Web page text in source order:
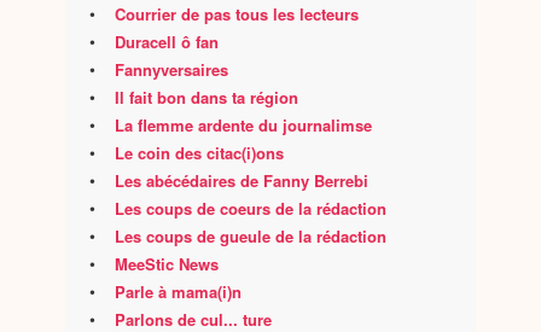
• Courrier de pas tous les lecteurs
• Duracell ô fan
• Fannyversaires
• Il fait bon dans ta région
• La flemme ardente du journalimse
• Le coin des citac(i)ons
• Les abécédaires de Fanny Berrebi
• Les coups de coeurs de la rédaction
• Les coups de gueule de la rédaction
• MeeStic News
• Parle à mama(i)n
• Parlons de cul... ture